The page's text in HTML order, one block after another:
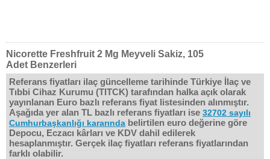
Nicorette Freshfruit 2 Mg Meyveli Sakiz, 105
Adet Benzerleri
Referans fiyatları ilaç güncelleme tarihinde Türkiye İlaç ve
Tıbbi Cihaz Kurumu (TITCK) tarafından halka açık olarak
yayınlanan Euro bazlı referans fiyat listesinden alınmıştır.
Aşağıda yer alan TL bazlı referans fiyatları ise 32702 sayılı
Cumhurbaşkanlığı kararında belirtilen euro değerine göre
Depocu, Eczacı kârları ve KDV dahil edilerek
hesaplanmıştır. Gerçek ilaç fiyatları referans fiyatlarından
farklı olabilir.